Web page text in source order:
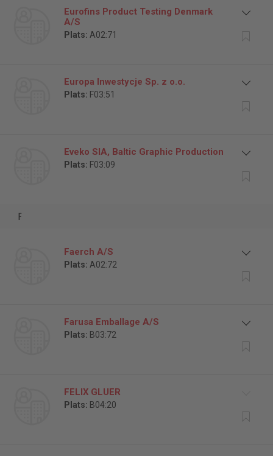
Eurofins Product Testing Denmark
A/S
Plats: A02:71
Europa Inwestycje Sp. z o.o.
Plats: F03:51
Eveko SIA, Baltic Graphic Production
Plats: F03:09
f
Faerch A/S
Plats: A02:72
Farusa Emballage A/S
Plats: B03:72
FELIX GLUER
Plats: B04:20